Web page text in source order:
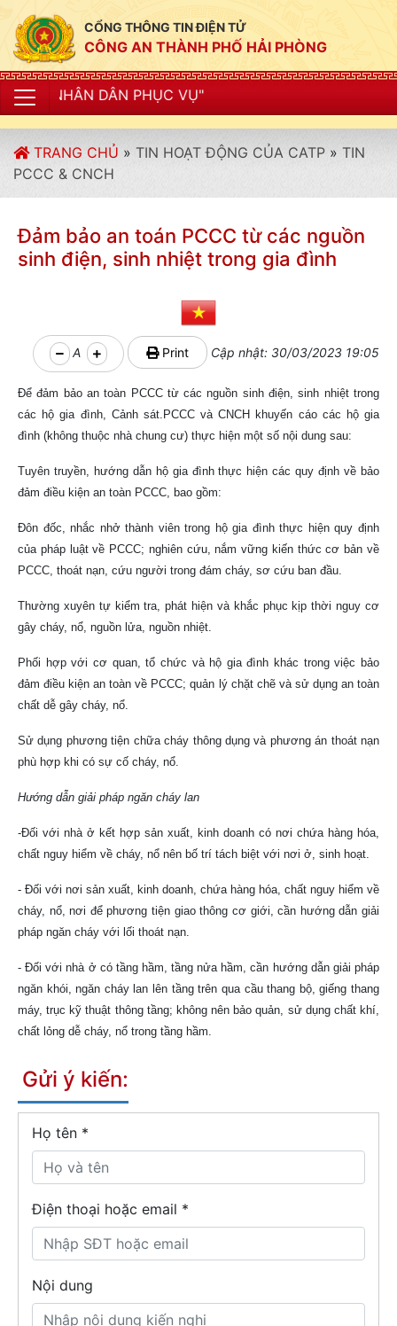
CỔNG THÔNG TIN ĐIỆN TỬ
CÔNG AN THÀNH PHỐ HẢI PHÒNG
PHỤC VỤ"
TRANG CHỦ » TIN HOẠT ĐỘNG CỦA CATP » TIN
PCCC & CNCH
Đảm bảo an toán PCCC từ các nguồn
sinh điện, sinh nhiệt trong gia đình
A Print Cập nhật: 30/03/2023 19:05
Để đảm bảo an toàn PCCC từ các nguồn sinh điện, sinh nhiệt trong
các hộ gia đình, Cảnh sát.PCCC và CNCH khuyến cáo các hộ gia
đình (không thuộc nhà chung cư) thực hiện một số nội dung sau:
Tuyên truyền, hướng dẫn hộ gia đình thực hiện các quy định về bảo
đảm điều kiện an toàn PCCC, bao gồm:
Đôn đốc, nhắc nhở thành viên trong hộ gia đình thực hiện quy định
của pháp luật về PCCC; nghiên cứu, nắm vững kiến thức cơ bản về
PCCC, thoát nạn, cứu người trong đám cháy, sơ cứu ban đầu.
Thường xuyên tự kiểm tra, phát hiện và khắc phục kịp thời nguy cơ
gây cháy, nổ, nguồn lửa, nguồn nhiệt.
Phối hợp với cơ quan, tổ chức và hộ gia đình khác trong việc bảo
đảm điều kiện an toàn về PCCC; quản lý chặt chẽ và sử dụng an toàn
chất dễ gây cháy, nổ.
Sử dụng phương tiện chữa cháy thông dụng và phương án thoát nạn
phù hợp khi có sự cố cháy, nổ.
Hướng dẫn giải pháp ngăn cháy lan
-Đối với nhà ở kết hợp sản xuất, kinh doanh có nơi chứa hàng hóa,
chất nguy hiểm về cháy, nổ nên bố trí tách biệt với nơi ở, sinh hoạt.
- Đối với nơi sản xuất, kinh doanh, chứa hàng hóa, chất nguy hiểm về
cháy, nổ, nơi để phương tiện giao thông cơ giới, cần hướng dẫn giải
pháp ngăn cháy với lối thoát nạn.
- Đối với nhà ở có tầng hầm, tầng nửa hầm, cần hướng dẫn giải pháp
ngăn khói, ngăn cháy lan lên tầng trên qua cầu thang bộ, giếng thang
máy, trục kỹ thuật thông tầng; không nên bảo quản, sử dụng chất khí,
chất lỏng dễ cháy, nổ trong tầng hầm.
Gửi ý kiến:
Họ tên *
Điện thoại hoặc email *
Nội dung